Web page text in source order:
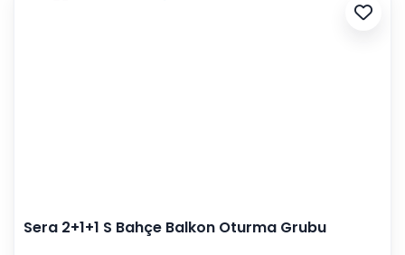
Sera 2+1+1 S Bahçe Balkon Oturma Grubu